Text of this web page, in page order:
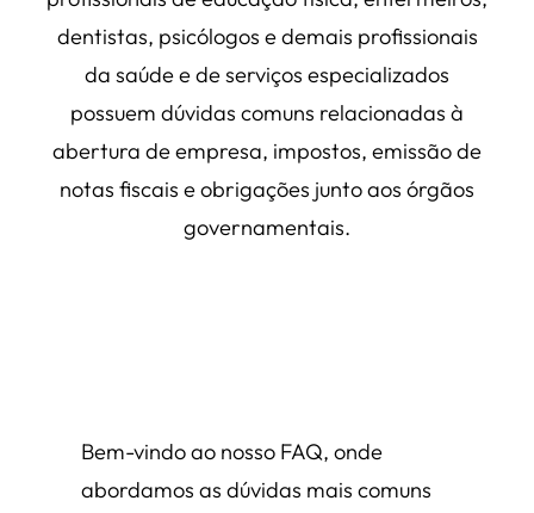
dentistas, psicólogos e demais profissionais
da saúde e de serviços especializados
possuem dúvidas comuns relacionadas à
abertura de empresa, impostos, emissão de
notas fiscais e obrigações junto aos órgãos
governamentais.
Bem-vindo ao nosso FAQ, onde
abordamos as dúvidas mais comuns